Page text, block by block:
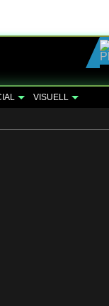
VISUELL